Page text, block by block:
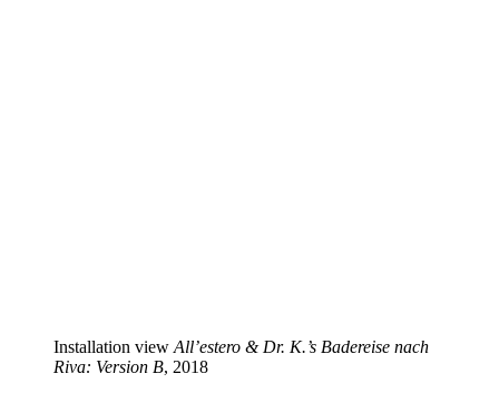
Installation view All’estero & Dr. K.’s Badereise nach
Riva: Version B, 2018